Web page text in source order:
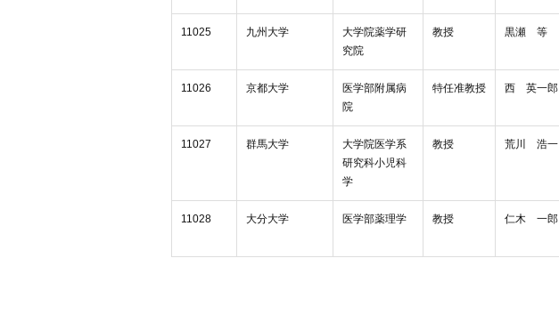
11025 九州大学
大学院薬学研
究院
教授 黒瀬 等
11026 京都大学
医学部附属病
院
特任准教授 西 英一郎
11027 群馬大学
大学院医学系
研究科小児科
学
教授 荒川 浩一
11028 大分大学 医学部薬理学 教授 仁木 一郎